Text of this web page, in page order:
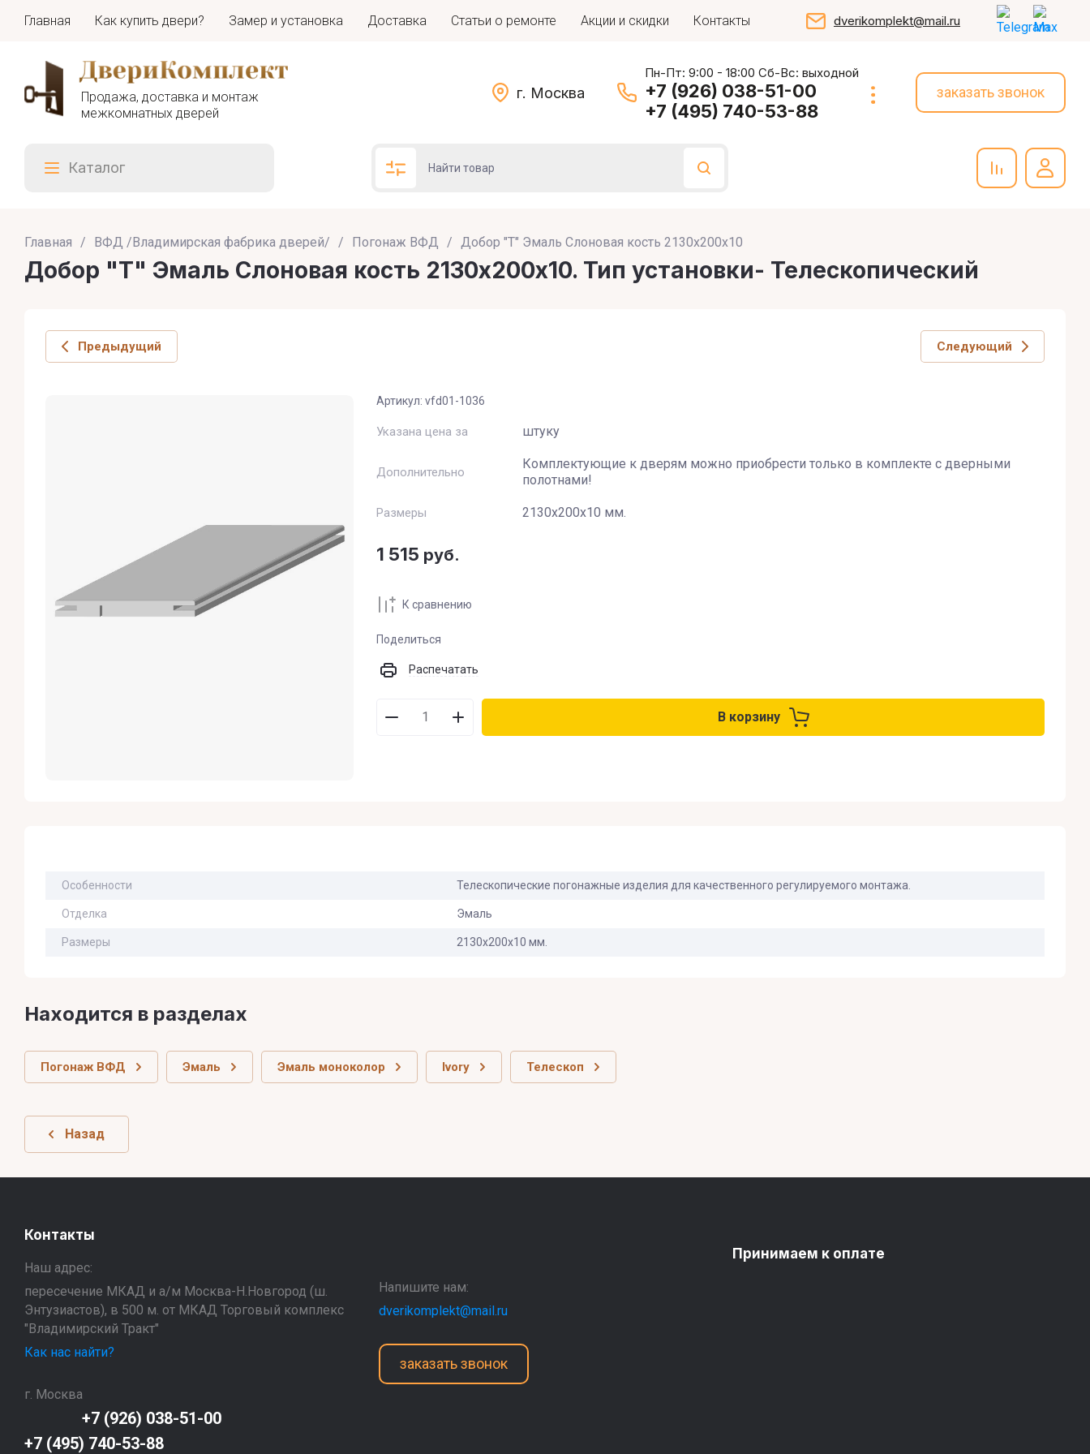
Главная Как купить двери? Замер и установка Доставка Статьи о ремонте Акции и скидки Контакты dverikomplekt@mail.ru
Продажа, доставка и монтаж
межкомнатных дверей
г. Москва
Пн-Пт: 9:00 - 18:00 Сб-Вс: выходной
+7 (926) 038-51-00
+7 (495) 740-53-88
заказать звонок
Каталог
Подбор по параметрам
Название
Выберите категорию
Цвет:
Производитель:
Спецпредложение:
Поиск
Главная / ВФД /Владимирская фабрика дверей/ / Погонаж ВФД / Добор "Т" Эмаль Слоновая кость 2130х200х10
Добор "Т" Эмаль Слоновая кость 2130х200х10. Тип установки- Телескопический
Предыдущий Следующий
Артикул: vfd01-1036
Указана цена за штуку
Дополнительно
Комплектующие к дверям можно приобрести только в комплекте с дверными
полотнами!
Размеры 2130х200х10 мм.
1 515 руб.
К сравнению
Поделиться
Распечатать
В корзину
Особенности Телескопические погонажные изделия для качественного регулируемого монтажа.
Отделка Эмаль
Размеры 2130х200х10 мм.
Находится в разделах
Погонаж ВФД Эмаль Эмаль моноколор Ivory Телескоп
Назад
Контакты
Наш адрес:
пересечение МКАД и а/м Москва-Н.Новгород (ш.
Энтузиастов), в 500 м. от МКАД Торговый комплекс
"Владимирский Тракт"
Как нас найти?
г. Москва
+7 (926) 038-51-00
+7 (495) 740-53-88
Напишите нам:
dverikomplekt@mail.ru
заказать звонок
Принимаем к оплате